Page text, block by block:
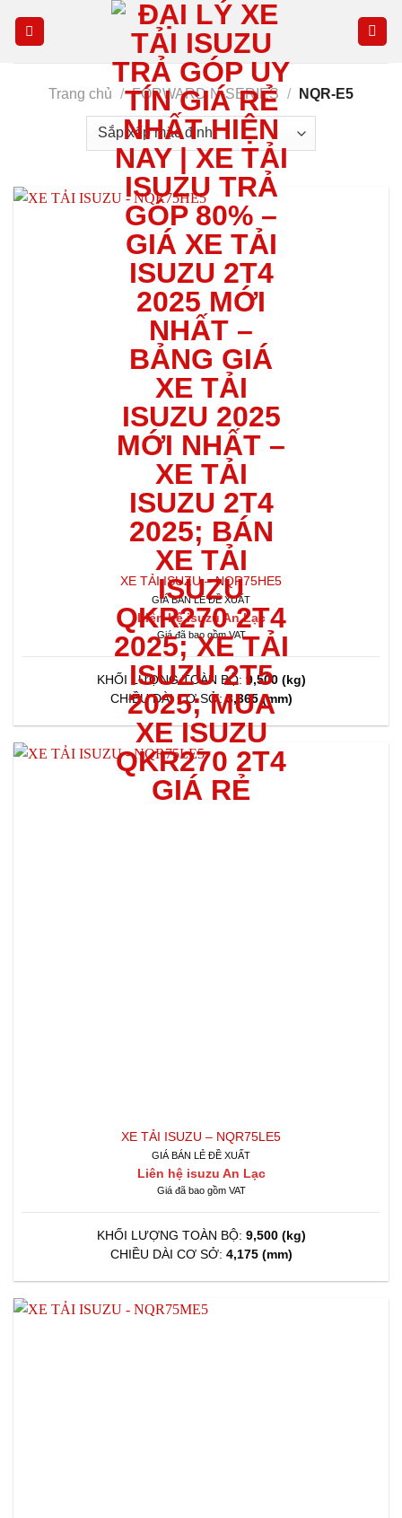
Trang chủ / FORWARD N-SERIES / NQR-E5
XE TẢI ISUZU – NQR75HE5
GIÁ BÁN LẺ ĐỀ XUẤT
Liên hệ isuzu An Lạc
Giá đã bao gồm VAT
KHỐI LƯỢNG TOÀN BỘ: 9,500 (kg)
CHIỀU DÀI CƠ SỞ:3,365 (mm)
XE TẢI ISUZU – NQR75LE5
GIÁ BÁN LẺ ĐỀ XUẤT
Liên hệ isuzu An Lạc
Giá đã bao gồm VAT
KHỐI LƯỢNG TOÀN BỘ: 9,500 (kg)
CHIỀU DÀI CƠ SỞ: 4,175 (mm)